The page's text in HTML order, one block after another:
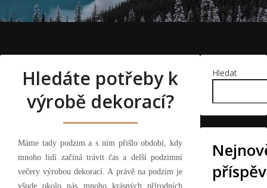
Hledáte potřeby k
výrobě dekorací?
Máme tady podzim a s ním přišlo období, kdy
mnoho lidí začíná trávit čas a delší podzimní
večery výrobou dekorací. A právě na podzim je
všude okolo nás mnoho krásných přírodních
Hledat